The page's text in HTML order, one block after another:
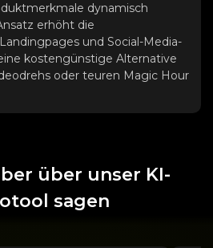
dynamisch
erhöht die
und Social-Media-
kostengünstige Alternative
oder teuren Magic Hour
über unser KI-
sagen